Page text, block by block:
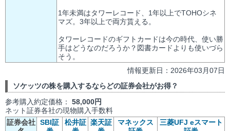
1年未満はタワーレコード、1年以上でTOHOシネ
マズ。3年以上で両方貰える。
タワーレコードのギフトカードは今の時代、使い勝
手はどうなのだろうか？図書カードよりも使いづら
そう。
情報更新日：2026年03月07日
ソケッツの株を購入するならどの証券会社がお得？
参考購入約定価格： 58,000円
ネット証券各社の現物購入手数料
証券会社 SBI証
松井証 楽天証
マネックス
三菱UFJ eスマート